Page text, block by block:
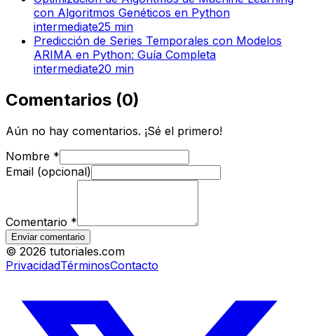
con Algoritmos Genéticos en Python
intermediate25 min
Predicción de Series Temporales con Modelos
ARIMA en Python: Guía Completa
intermediate20 min
Comentarios (0)
Aún no hay comentarios. ¡Sé el primero!
Nombre *
Email (opcional)
Comentario *
Enviar comentario
© 2026 tutoriales.com
PrivacidadTérminosContacto